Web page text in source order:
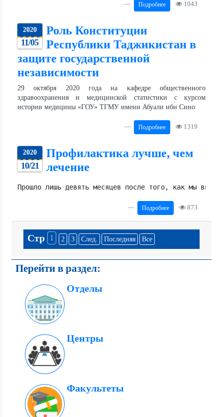
Подробнее 1043
2020
11/05
Роль Конституции
Республики Таджикистан в
защите государственной
независимости
29 октября 2020 года на кафедре общественного
здравоохранения и медицинской статистики с курсом
истории медицины «ГОУ» ТГМУ имени Абуали ибн Сино
Подробнее 1319
2020
10/21
Профилактика лучше, чем
лечение
Прошло лишь девять месяцев после того, как мы
Подробнее 873
Стр 1 2 3 След. Последняя Все
Перейти в раздел:
Отделы
Центры
Факультеты